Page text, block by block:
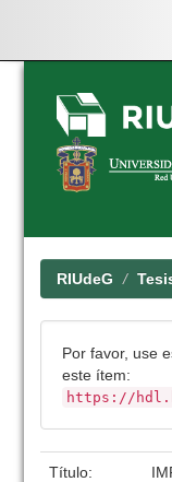
Skip
navigation
RIUdeG
Por favor, use
este ítem:
https://
Título: